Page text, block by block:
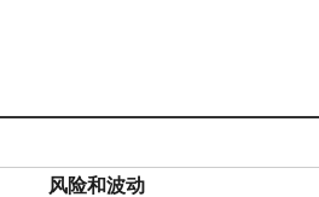
风险和波动